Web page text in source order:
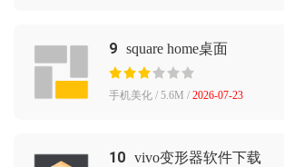
9 square home桌面
手机美化 / 5.6M / 2026-07-23
10 vivo变形器软件下载